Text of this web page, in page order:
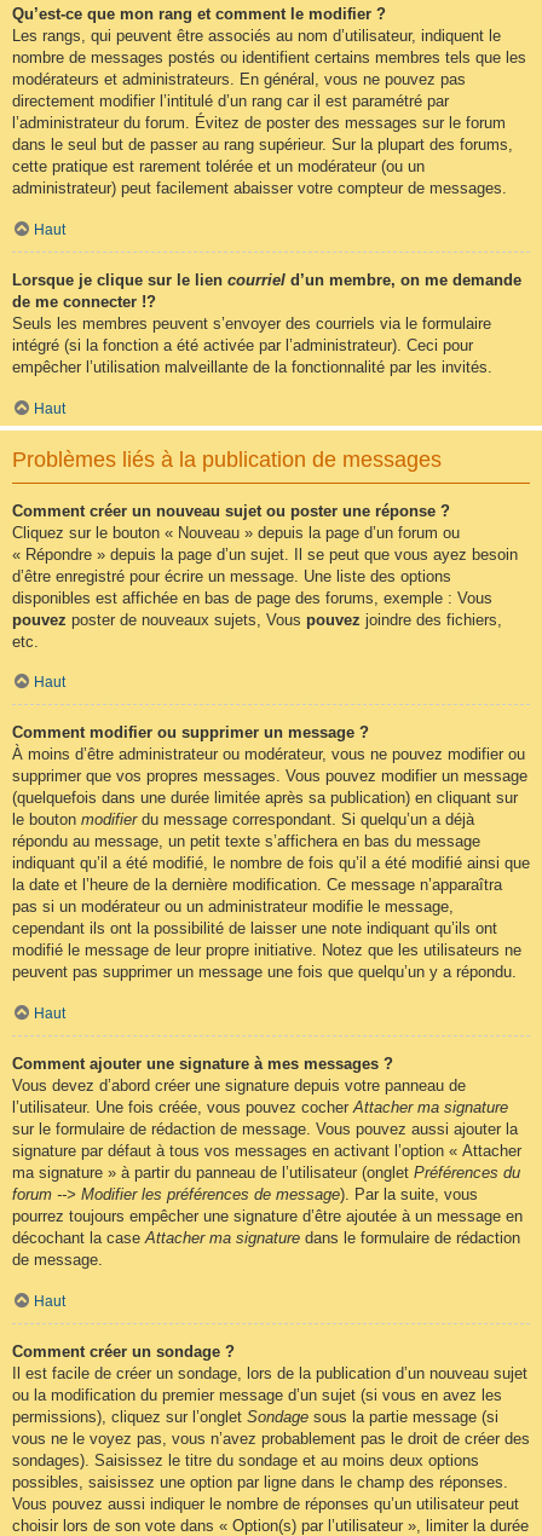
Qu’est-ce que mon rang et comment le modifier ?
Les rangs, qui peuvent être associés au nom d’utilisateur, indiquent le
nombre de messages postés ou identifient certains membres tels que les
modérateurs et administrateurs. En général, vous ne pouvez pas
directement modifier l’intitulé d’un rang car il est paramétré par
l’administrateur du forum. Évitez de poster des messages sur le forum
dans le seul but de passer au rang supérieur. Sur la plupart des forums,
cette pratique est rarement tolérée et un modérateur (ou un
administrateur) peut facilement abaisser votre compteur de messages.
Haut
Lorsque je clique sur le lien courriel d’un membre, on me demande
de me connecter !?
Seuls les membres peuvent s’envoyer des courriels via le formulaire
intégré (si la fonction a été activée par l’administrateur). Ceci pour
empêcher l’utilisation malveillante de la fonctionnalité par les invités.
Haut
Problèmes liés à la publication de messages
Comment créer un nouveau sujet ou poster une réponse ?
Cliquez sur le bouton « Nouveau » depuis la page d’un forum ou
« Répondre » depuis la page d’un sujet. Il se peut que vous ayez besoin
d’être enregistré pour écrire un message. Une liste des options
disponibles est affichée en bas de page des forums, exemple : Vous
pouvez poster de nouveaux sujets, Vous pouvez joindre des fichiers,
etc.
Haut
Comment modifier ou supprimer un message ?
À moins d’être administrateur ou modérateur, vous ne pouvez modifier ou
supprimer que vos propres messages. Vous pouvez modifier un message
(quelquefois dans une durée limitée après sa publication) en cliquant sur
le bouton modifierdu message correspondant. Si quelqu’un a déjà
répondu au message, un petit texte s’affichera en bas du message
indiquant qu’il a été modifié, le nombre de fois qu’il a été modifié ainsi que
la date et l’heure de la dernière modification. Ce message n’apparaîtra
pas si un modérateur ou un administrateur modifie le message,
cependant ils ont la possibilité de laisser une note indiquant qu’ils ont
modifié le message de leur propre initiative. Notez que les utilisateurs ne
peuvent pas supprimer un message une fois que quelqu’un y a répondu.
Haut
Comment ajouter une signature à mes messages ?
Vous devez d’abord créer une signature depuis votre panneau de
l’utilisateur. Une fois créée, vous pouvez cocherAttacher ma signature
sur le formulaire de rédaction de message. Vous pouvez aussi ajouter la
signature par défaut à tous vos messages en activant l’option « Attacher
ma signature » à partir du panneau de l’utilisateur (onglet Préférences du
forum --> Modifier les préférences de message). Par la suite, vous
pourrez toujours empêcher une signature d’être ajoutée à un message en
décochant la caseAttacher ma signature dans le formulaire de rédaction
de message.
Haut
Comment créer un sondage ?
Il est facile de créer un sondage, lors de la publication d’un nouveau sujet
ou la modification du premier message d’un sujet (si vous en avez les
permissions), cliquez sur l’onglet Sondage sous la partie message (si
vous ne le voyez pas, vous n’avez probablement pas le droit de créer des
sondages). Saisissez le titre du sondage et au moins deux options
possibles, saisissez une option par ligne dans le champ des réponses.
Vous pouvez aussi indiquer le nombre de réponses qu’un utilisateur peut
choisir lors de son vote dans « Option(s) par l’utilisateur », limiter la durée